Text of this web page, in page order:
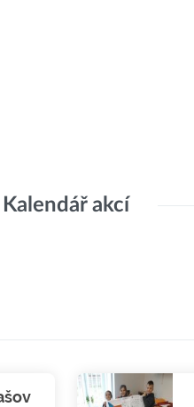
Kalendář akcí